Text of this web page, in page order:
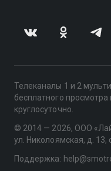
Телеканалы 1 и 2
бесплатного
круглосуточно.
© 2014 — 2026, ООО
ул. Николоямская, д. 13,
Поддержка: